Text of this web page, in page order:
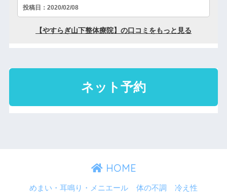
HOME
めまい・耳鳴り・メニエール 体の不調 冷え性